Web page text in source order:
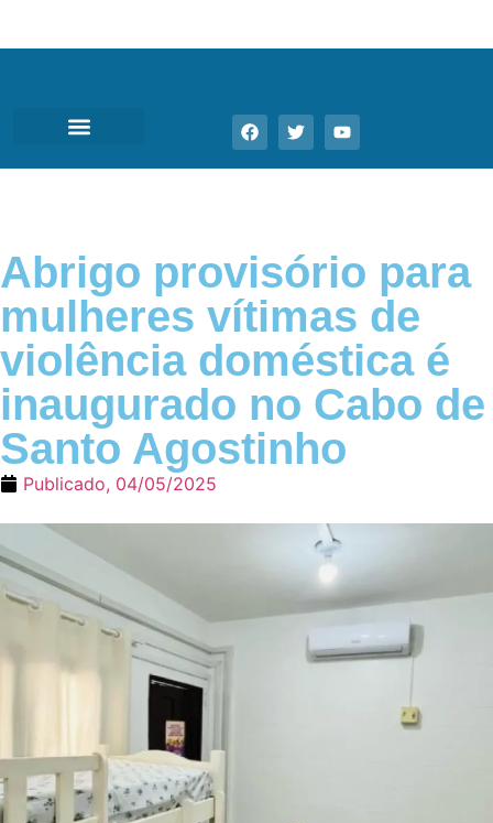
Abrigo provisório para
mulheres vítimas de
violência doméstica é
inaugurado no Cabo de
Santo Agostinho
Publicado, 04/05/2025